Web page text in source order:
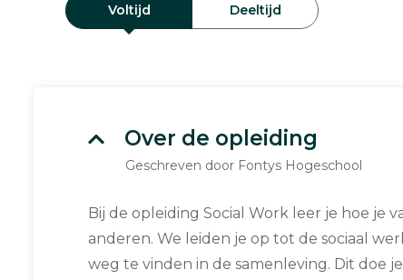
Voltijd Deeltijd
Over de opleiding
Geschreven door Fontys Hogeschool
Bij de opleiding Social Work leer je hoe je
anderen. We leiden je op tot de sociaal
weg te vinden in de samenleving. Dit doe